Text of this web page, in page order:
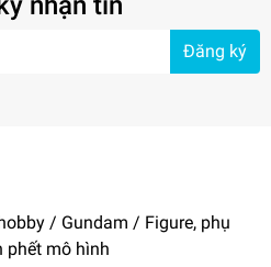
Đăng ký
/ Gundam / Figure, phụ
phết mô hình